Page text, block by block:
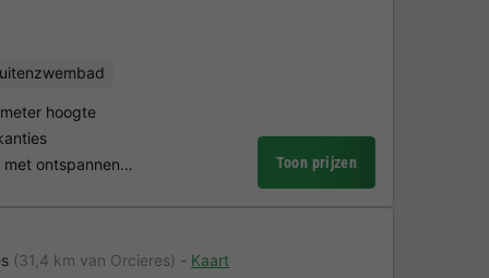
hoogte
met ontspannen…
Toon prijzen
(31,4 km van Orcieres) Kaart